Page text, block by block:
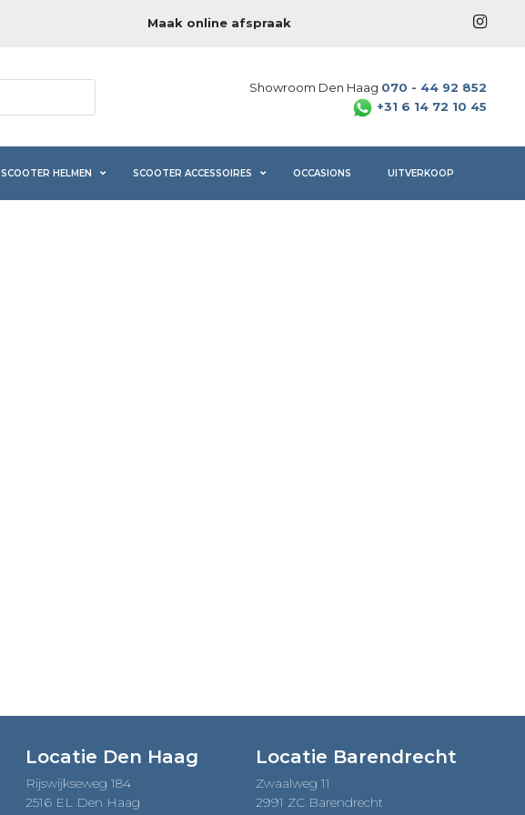
Maak online afspraak
Showroom Den Haag 070 - 44 92 852
+31 6 14 72 10 45
SCOOTER HELMEN SCOOTER ACCESSOIRES OCCASIONS UITVERKOOP
Locatie Den Haag
Rijswijkseweg 184
2516 EL Den Haag
Locatie Barendrecht
Zwaalweg 11
2991 ZC Barendrecht